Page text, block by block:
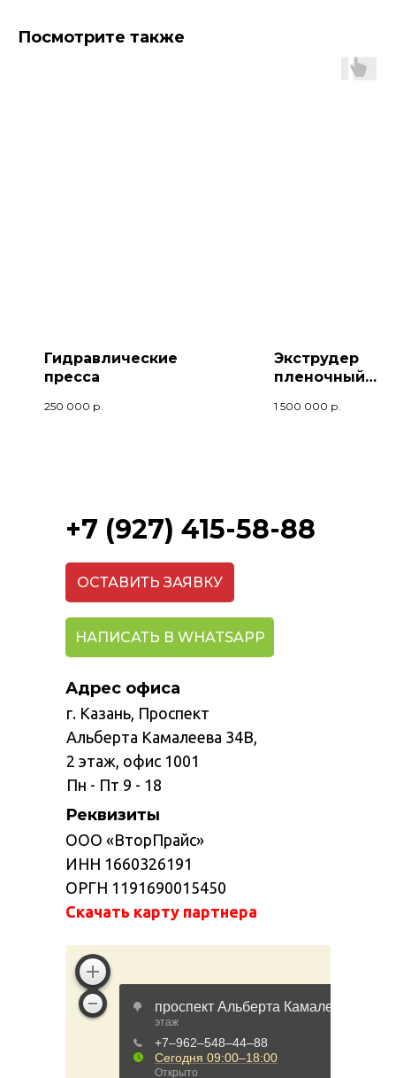
Посмотрите также
Гидравлические
пресса
250 000 р.
Экструдер
пленочный
1 500 000 р.
+7 (927) 415-58-88
Адрес офиса
Реквизиты
г. Казань, Проспект
Альберта Камалеева 34В,
2 этаж, офис 1001
Пн - Пт 9 - 18
ООО «ВторПрайс»
ИНН 1660326191
ОРГН 1191690015450
Скачать карту партнера
ОСТАВИТЬ ЗАЯВКУ
НАПИСАТЬ В WHATSAPP